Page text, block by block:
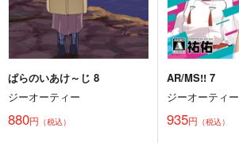
ぱらのいあけ～じ 8
ジーオーティー
880円 （税込）
AR/MS!! 7
ジーオーティー
935円 （税込）